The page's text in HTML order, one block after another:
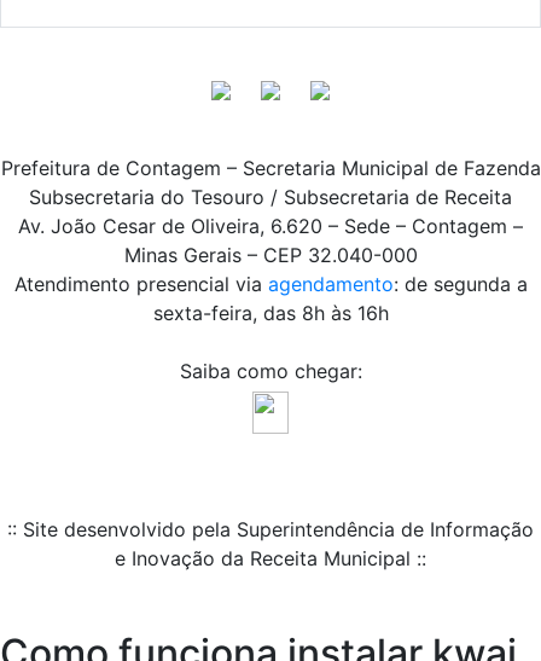
Prefeitura de Contagem – Secretaria Municipal de Fazenda
Subsecretaria do Tesouro / Subsecretaria de Receita
Av. João Cesar de Oliveira, 6.620 – Sede – Contagem –
Minas Gerais – CEP 32.040-000
Atendimento presencial via agendamento: de segunda a
sexta-feira, das 8h às 16h
Saiba como chegar:
:: Site desenvolvido pela Superintendência de Informação
e Inovação da Receita Municipal ::